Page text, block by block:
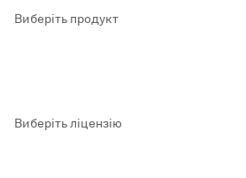
Виберіть продукт
Виберіть ліцензію